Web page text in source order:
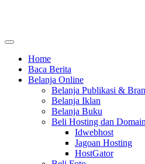
Home
Baca Berita
Belanja Online
Belanja Publikasi &
Belanja Iklan
Belanja Buku
Beli Hosting dan Domain
Idwebhost
Jagoan Hosting
HostGator